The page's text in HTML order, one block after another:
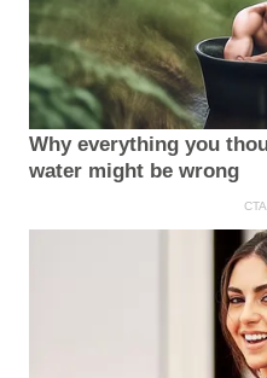
Why everything you
water might be wrong